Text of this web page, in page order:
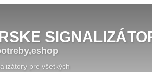
pre všetkých